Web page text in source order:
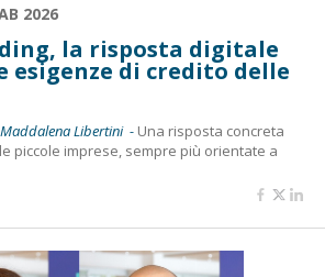
2026
la risposta digitale
esigenze di credito delle
Libertini - Una risposta concreta
piccole imprese, sempre più orientate a